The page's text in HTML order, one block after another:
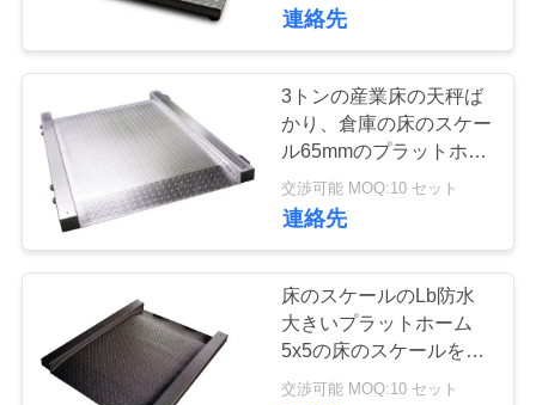
に
工
携帯用橋ばかり
28
45
連絡先
3トンの産業床の天秤ば
かり、倉庫の床のスケー
ル65mmのプラットホー
ムの高さ
交渉可能 MOQ:10 セット
連絡先
床のスケールのLb防水
大きいプラットホーム
5x5の床のスケールを通
したドライブ15000の
交渉可能 MOQ:10 セット